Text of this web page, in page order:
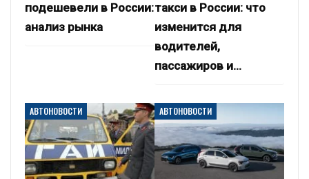
подешевели в России:
анализ рынка
такси в России: что
изменится для
водителей,
пассажиров и…
АВТОНОВОСТИ АВТОНОВОСТИ